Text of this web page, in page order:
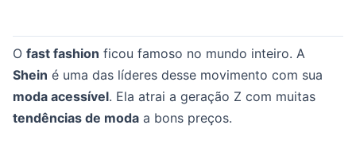
O fast fashion ficou famoso no mundo inteiro. A
Shein é uma das líderes desse movimento com sua
moda acessível. Ela atrai a geração Z com muitas
tendências de moda a bons preços.